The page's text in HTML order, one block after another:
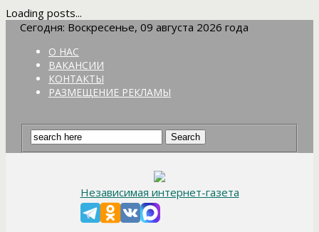
Loading posts...
Сегодня: Воскресенье, 09 августа 2026 года
О НАС
ВАКАНСИИ
КОНТАКТЫ
РАЗМЕЩЕНИЕ РЕКЛАМЫ
Независимая интернет-газета